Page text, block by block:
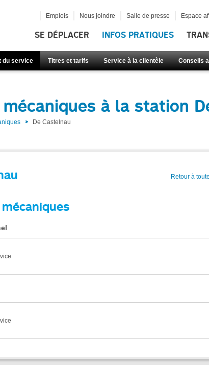
SE DÉPLACER INFOS PRATIQUES
du service Titres et tarifs Service à la clientèle Conseils
Emplois Nous joindre Salle de presse Espace
à la station
De Castelnau
Retour à